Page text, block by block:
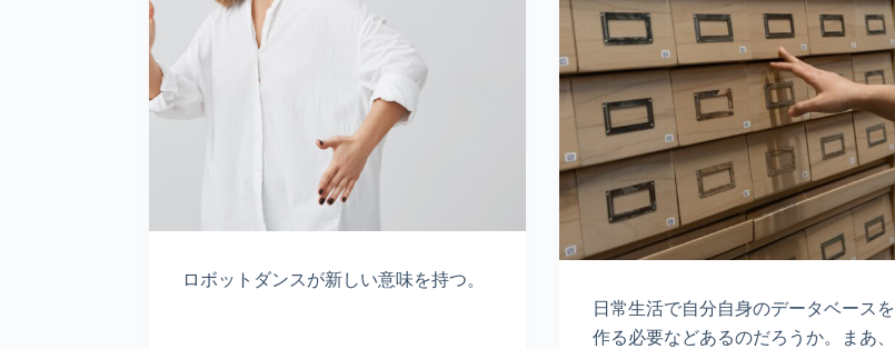
ロボットダンスが新しい意味を持つ。
日常生活で自分自身のデータベースを
作る必要などあるのだろうか。まあ、